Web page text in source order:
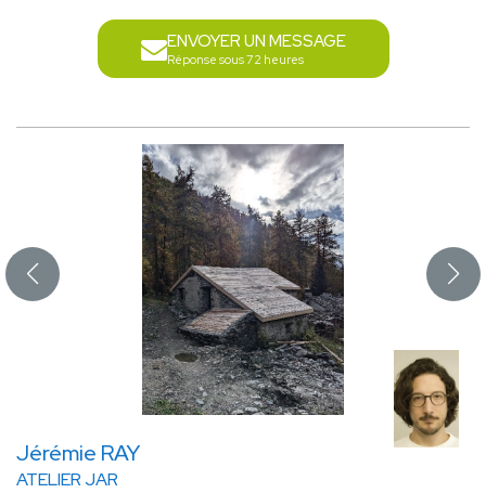
ENVOYER UN MESSAGE
Réponse sous 72 heures
Jérémie RAY
ATELIER JAR